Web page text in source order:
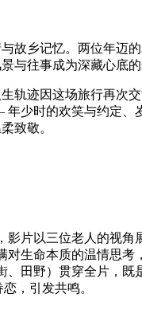
故乡记忆。两位年迈
与往事成为深藏心底的
轨迹因这场旅行再次
少时的欢笑与约定、
致敬。
影片以三位老人的视
生命本质的温情思考
田野）贯穿全片，既
，引发共鸣。